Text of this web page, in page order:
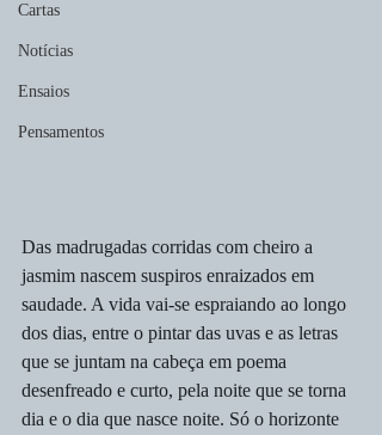
Cartas
Notícias
Ensaios
Pensamentos
Das madrugadas corridas com cheiro a
jasmim nascem suspiros enraizados em
saudade. A vida vai-se espraiando ao longo
dos dias, entre o pintar das uvas e as letras
que se juntam na cabeça em poema
desenfreado e curto, pela noite que se torna
dia e o dia que nasce noite. Só o horizonte